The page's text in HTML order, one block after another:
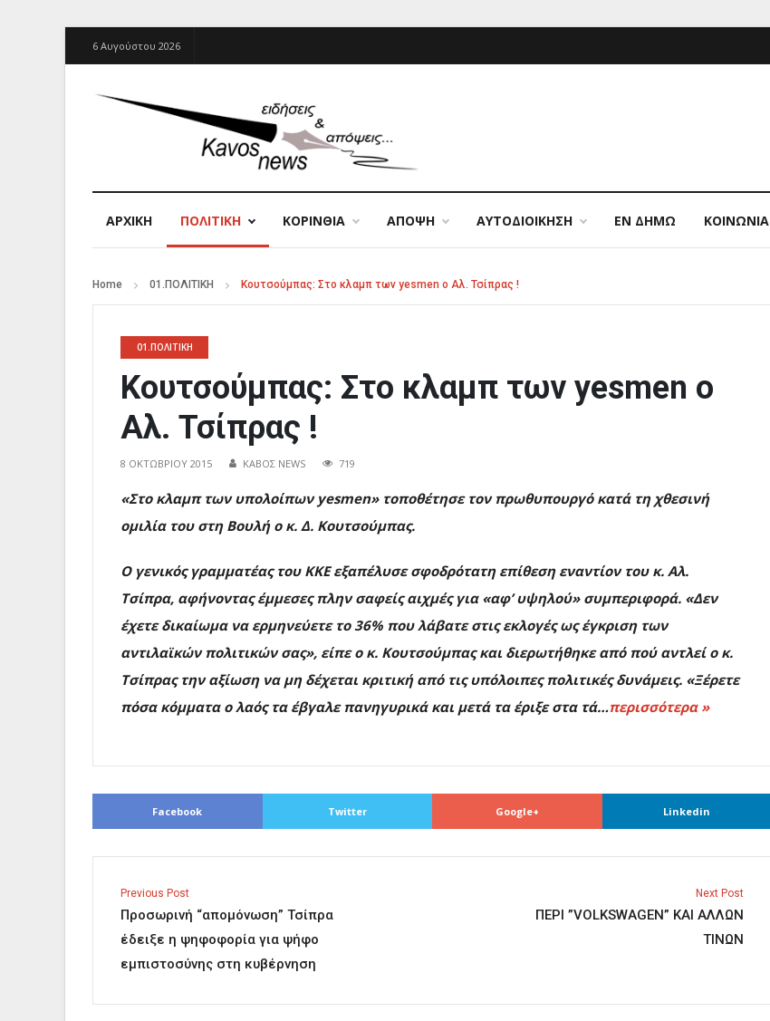
6 Αυγούστου 2026
ΑΡΧΙΚΉ ΠΟΛΙΤΙΚΗ ΚΟΡΙΝΘΙΑ ΑΠΟΨΗ ΑΥΤΟΔΙΟΙΚΗΣΗ ΕΝ ΔΗΜΩ ΚΟΙΝΩΝΙΑ
Home 01.ΠΟΛΙΤΙΚΗ Κουτσούμπας: Στο κλαμπ των yesmen ο Αλ. Τσίπρας !
01.ΠΟΛΙΤΙΚΗ
Κουτσούμπας: Στο κλαμπ των yesmen ο
Αλ. Τσίπρας !
8 ΟΚΤΩΒΡΊΟΥ 2015 ΚΑΒΟΣ NEWS 719
«Στο κλαμπ των υπολοίπων yesmen» τοποθέτησε τον πρωθυπουργό κατά τη χθεσινή
ομιλία του στη Βουλή ο κ. Δ. Κουτσούμπας.
Ο γενικός γραμματέας του ΚΚΕ εξαπέλυσε σφοδρότατη επίθεση εναντίον του κ. Αλ.
Τσίπρα, αφήνοντας έμμεσες πλην σαφείς αιχμές για «αφ’ υψηλού» συμπεριφορά. «Δεν
έχετε δικαίωμα να ερμηνεύετε το 36% που λάβατε στις εκλογές ως έγκριση των
αντιλαϊκών πολιτικών σας», είπε ο κ. Κουτσούμπας και διερωτήθηκε από πού αντλεί ο κ.
Τσίπρας την αξίωση να μη δέχεται κριτική από τις υπόλοιπες πολιτικές δυνάμεις. «Ξέρετε
πόσα κόμματα ο λαός τα έβγαλε πανηγυρικά και μετά τα έριξε στα τά…περισσότερα »
Facebook Twitter Google+ Linkedin
Previous Post
Προσωρινή “απομόνωση” Τσίπρα
έδειξε η ψηφοφορία για ψήφο
εμπιστοσύνης στη κυβέρνηση
Next Post
ΠΕΡΙ ”VOLKSWAGEN” ΚΑΙ ΑΛΛΩΝ
ΤΙΝΩΝ